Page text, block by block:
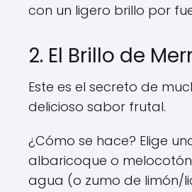
con un ligero brillo por
2. El Brillo de
Este es el secreto de
delicioso sabor frutal.
¿Cómo se hace? Elige
albaricoque o
agua (o zumo de limón/